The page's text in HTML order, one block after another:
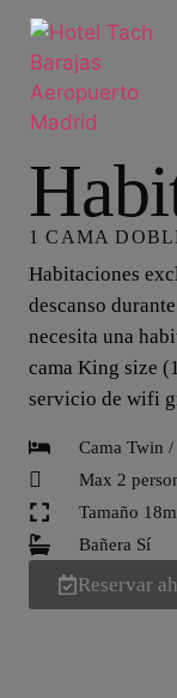
1 CAMA
Habitaciones
descanso
necesita una
cama King size
servicio de wifi
Cama Twin
Max 2
Tamaño
Bañera Sí
Reservar